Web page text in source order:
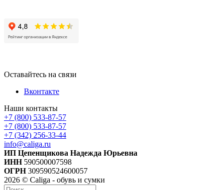
Оставайтесь на связи
Вконтакте
Наши контакты
+7 (800) 533-87-57
+7 (800) 533-87-57
+7 (342) 256-33-44
info@caliga.ru
ИП Цепенщикова Надежда Юрьевна
ИНН 590500007598
ОГРН309590524600057
2026 © Caliga - обувь и сумки